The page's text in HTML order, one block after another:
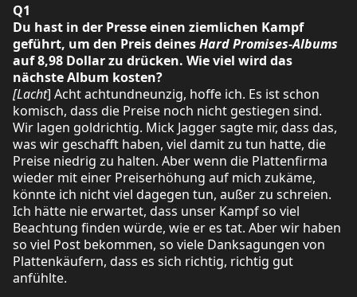
Q1
Du hast in der Presse einen ziemlichen Kampf
geführt, um den Preis deinesHard Promises-Albums
auf 8,98 Dollar zu drücken. Wie viel wird das
nächste Album kosten?
[Lacht] Acht achtundneunzig, hoffe ich. Es ist schon
komisch, dass die Preise noch nicht gestiegen sind.
Wir lagen goldrichtig. Mick Jagger sagte mir, dass das,
was wir geschafft haben, viel damit zu tun hatte, die
Preise niedrig zu halten. Aber wenn die Plattenfirma
wieder mit einer Preiserhöhung auf mich zukäme,
könnte ich nicht viel dagegen tun, außer zu schreien.
Ich hätte nie erwartet, dass unser Kampf so viel
Beachtung finden würde, wie er es tat. Aber wir haben
so viel Post bekommen, so viele Danksagungen von
Plattenkäufern, dass es sich richtig, richtig gut
anfühlte.